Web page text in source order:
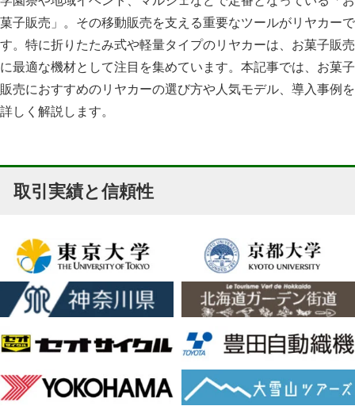
菓子販売」。その移動販売を支える重要なツールがリヤカーで
す。特に折りたたみ式や軽量タイプのリヤカーは、お菓子販売
に最適な機材として注目を集めています。本記事では、お菓子
販売におすすめのリヤカーの選び方や人気モデル、導入事例を
詳しく解説します。
取引実績と信頼性